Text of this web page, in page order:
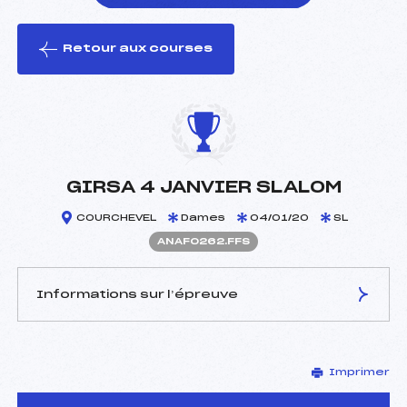
le ski
Retour aux courses
GIRSA 4 JANVIER SLALOM
COURCHEVEL Dames 04/01/20 SL
ANAF0262.FFS
Informations sur l’épreuve
BRUNEAU DE LA SALLE
CHRISTOPHE (CE)
Imprimer